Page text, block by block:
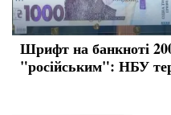
Шрифт на банкноті
"російським": НБУ